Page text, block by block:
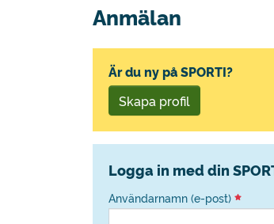
Anmälan
Är du ny på SPORTI?
Skapa profil
Logga in med din
Användarnamn (e-post)